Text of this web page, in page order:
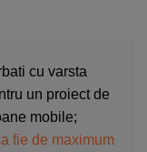
cu varsta
un proiect de
mobile;
fie de maximum